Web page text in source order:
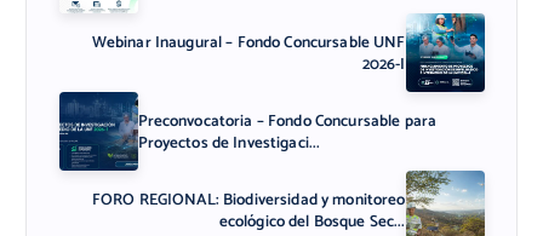
Webinar Inaugural – Fondo Concursable UNF
2026-I
Preconvocatoria – Fondo Concursable para
Proyectos de Investigaci...
FORO REGIONAL: Biodiversidad y monitoreo
ecológico del Bosque Sec...